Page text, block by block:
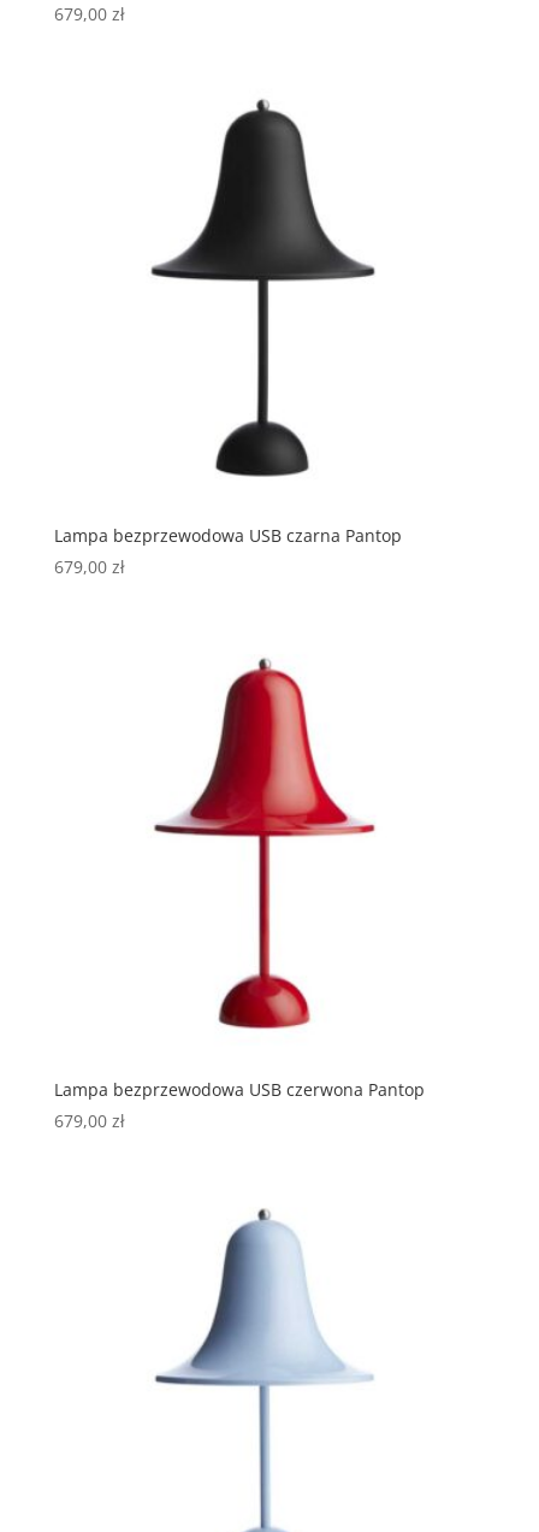
679,00 zł
Lampa bezprzewodowa USB czarna Pantop
679,00 zł
Lampa bezprzewodowa USB czerwona Pantop
679,00 zł